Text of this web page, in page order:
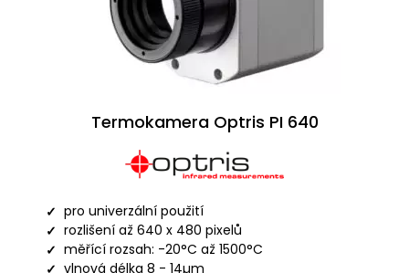
Termokamera Optris PI 640
pro univerzální použití
rozlišení až 640 x 480 pixelů
měřící rozsah: -20°C až 1500°C
vlnová délka 8 - 14µm